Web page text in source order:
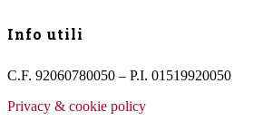
Info utili
C.F. 92060780050 – P.I. 01519920050
Privacy & cookie policy